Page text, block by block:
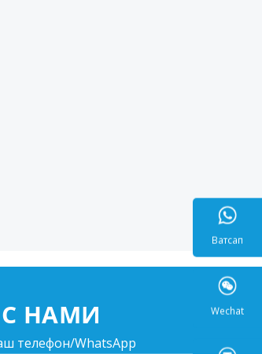
С НАМИ
телефон/WhatsApp